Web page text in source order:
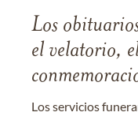
Los
el velatorio,
Los servicios